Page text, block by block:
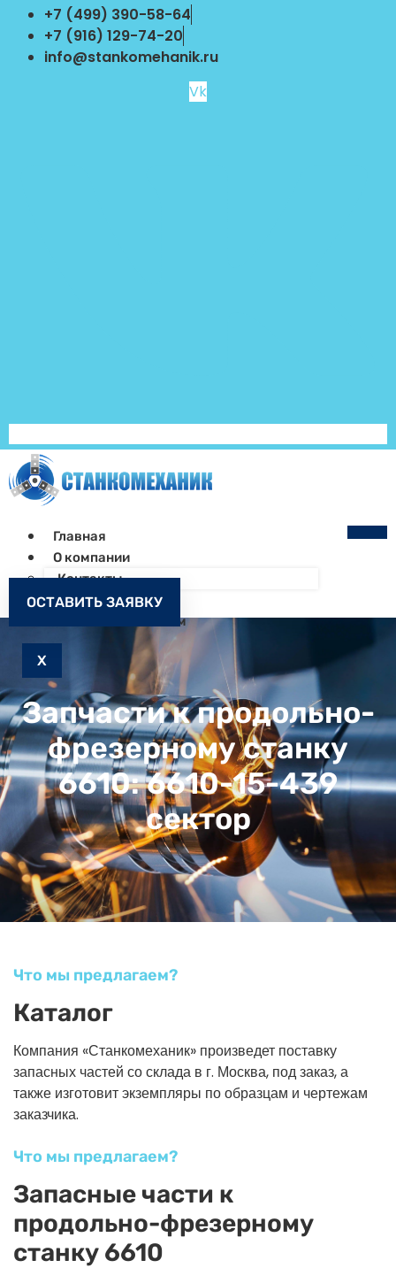
Перейти
содержимому
+7 (499) 390-58-64
+7 (916) 129-74-20
info@stankomehanik.ru
Vk
Главная
О компании
Контакты
Как заказать
Запчасти к станкам
X
ОСТАВИТЬ ЗАЯВКУ
Запчасти к продольно-
фрезерному станку
6610: 6610-15-439
сектор
Что мы предлагаем?
Каталог
Компания «Станкомеханик» произведет поставку
запасных частей со склада в г. Москва, под заказ, а
также изготовит экземпляры по образцам и чертежам
заказчика.
Что мы предлагаем?
Запасные части к
продольно-фрезерному
станку 6610